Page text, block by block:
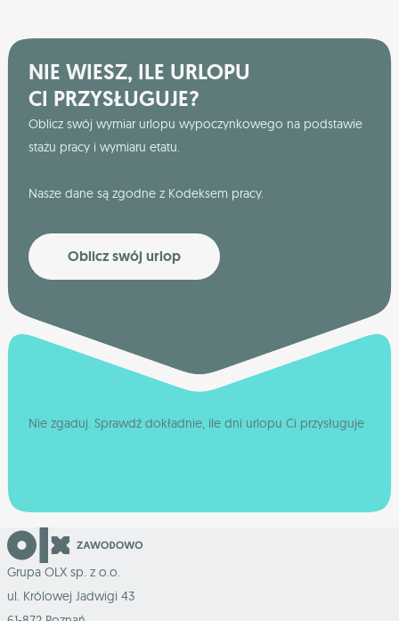
NIE WIESZ, ILE URLOPU
CI PRZYSŁUGUJE?
Oblicz swój wymiar urlopu wypoczynkowego na podstawie
stażu pracy i wymiaru etatu.
Nasze dane są zgodne z Kodeksem pracy.
Oblicz swój urlop
Nie zgaduj. Sprawdź dokładnie, ile dni urlopu Ci przysługuje
Grupa OLX sp. z o.o.
ul. Królowej Jadwigi 43
61-872 Poznań